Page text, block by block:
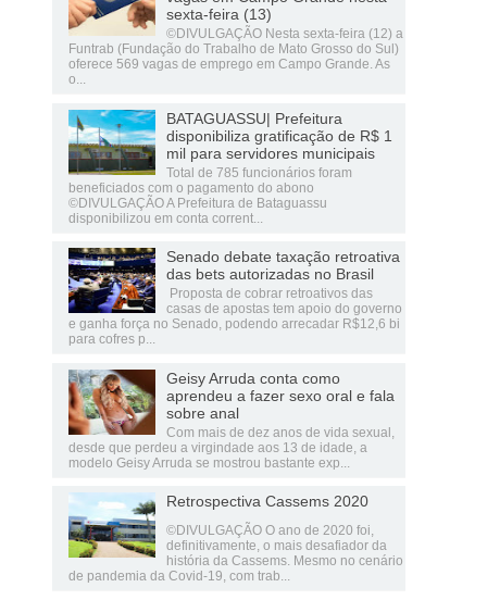
sexta-feira (13)
©DIVULGAÇÃO Nesta sexta-feira (12) a
Funtrab (Fundação do Trabalho de Mato Grosso do Sul)
oferece 569 vagas de emprego em Campo Grande. As
o...
BATAGUASSU| Prefeitura
disponibiliza gratificação de R$ 1
mil para servidores municipais
Total de 785 funcionários foram
beneficiados com o pagamento do abono
©DIVULGAÇÃO A Prefeitura de Bataguassu
disponibilizou em conta corrent...
Senado debate taxação retroativa
das bets autorizadas no Brasil
Proposta de cobrar retroativos das
casas de apostas tem apoio do governo
e ganha força no Senado, podendo arrecadar R$12,6 bi
para cofres p...
Geisy Arruda conta como
aprendeu a fazer sexo oral e fala
sobre anal
Com mais de dez anos de vida sexual,
desde que perdeu a virgindade aos 13 de idade, a
modelo Geisy Arruda se mostrou bastante exp...
Retrospectiva Cassems 2020
©DIVULGAÇÃO O ano de 2020 foi,
definitivamente, o mais desafiador da
história da Cassems. Mesmo no cenário
de pandemia da Covid-19, com trab...